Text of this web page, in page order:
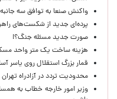
واکنش صنعا به توافق سه
پرده‌ای جدید از شکست‌های
صورت جدید مسئله جنگ؟!
هزینه ساخت یک متر واحد
قمار بزرگ استقلال روی یاسر
محدودیت تردد در آزادراه تهران کرج قزوین
وزیر امور خارجه خطاب به